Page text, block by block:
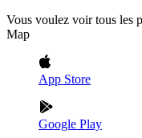
Vous voulez voir tous les
Map
App Store
Google Play